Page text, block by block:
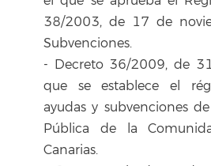
38/2003, de 17 de
Subvenciones.
- Decreto 36/2009, de
que se establece el
ayudas y subvenciones
Pública de la
Canarias.